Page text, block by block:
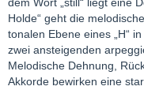
Holde“ geht die
tonalen Ebene eines „H“
zwei ansteigenden
Melodische Dehnung,
Akkorde bewirken eine